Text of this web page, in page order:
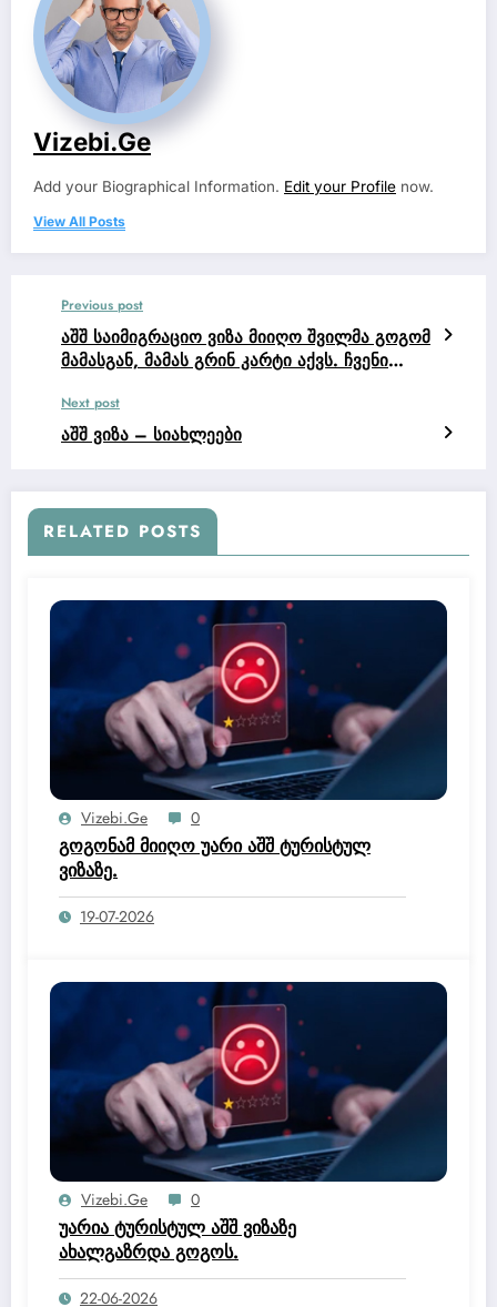
Vizebi.ge
Add your Biographical Information. Edit your Profile now.
View All Posts
Previous post
აშშ საიმიგრაციო ვიზა მიიღო შვილმა გოგომ
მამასგან, მამას გრინ კარტი აქვს. ჩვენი
Next post
აშშ ვიზა – სიახლეები
RELATED POSTS
Vizebi.ge 0
გოგონამ მიიღო უარი აშშ ტურისტულ
ვიზაზე.
19-07-2026
Vizebi.ge 0
უარია ტურისტულ აშშ ვიზაზე
ახალგაზრდა გოგოს.
22-06-2026